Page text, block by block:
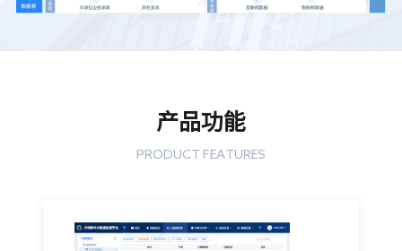
产品功能
PRODUCT FEATURES